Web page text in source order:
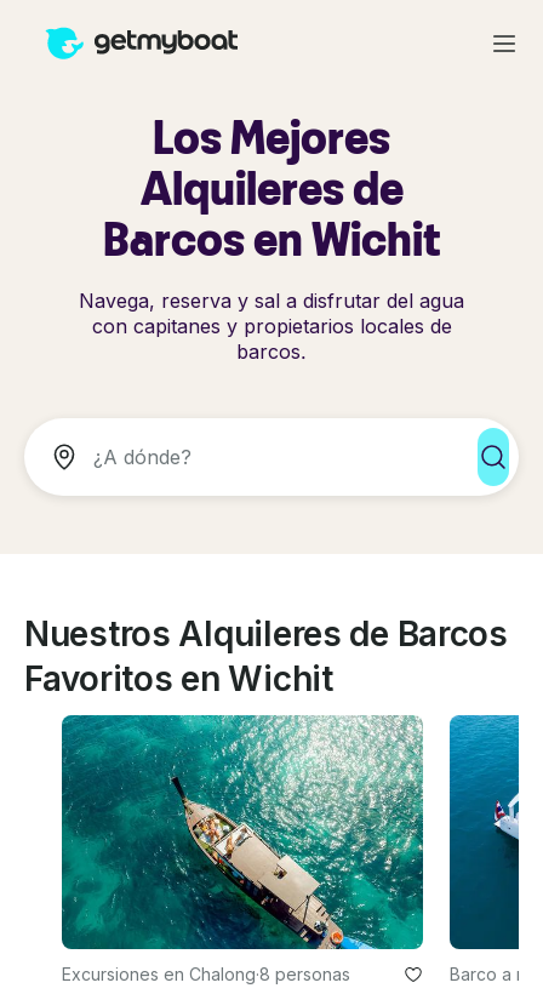
Los Mejores
Alquileres de
Barcos en Wichit
Navega, reserva y sal a disfrutar del agua
con capitanes y propietarios locales de
barcos.
Nuestros Alquileres de Barcos
Favoritos en Wichit
Excursiones en Chalong·8 personas Barco a